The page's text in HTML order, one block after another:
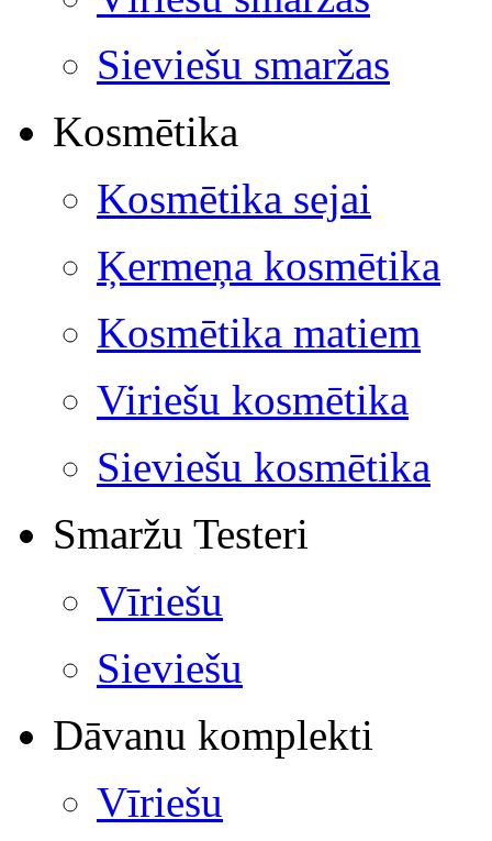
Sieviešu smaržas
Kosmētika
Kosmētika sejai
Ķermeņa kosmētika
Kosmētika matiem
Viriešu kosmētika
Sieviešu kosmētika
Smaržu Testeri
Vīriešu
Sieviešu
Dāvanu komplekti
Vīriešu